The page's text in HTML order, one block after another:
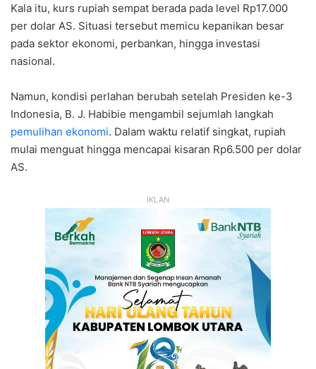
Kala itu, kurs rupiah sempat berada pada level Rp17.000
per dolar AS. Situasi tersebut memicu kepanikan besar
pada sektor ekonomi, perbankan, hingga investasi
nasional.
Namun, kondisi perlahan berubah setelah Presiden ke-3
Indonesia, B. J. Habibie mengambil sejumlah langkah
pemulihan ekonomi. Dalam waktu relatif singkat, rupiah
mulai menguat hingga mencapai kisaran Rp6.500 per dolar
AS.
IKLAN